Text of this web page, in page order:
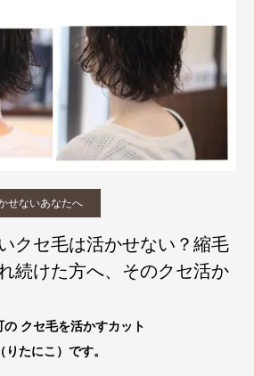
せないあなたへ
クセ毛は活かせない？縮毛
続けた方へ、そのクセ活か
クセ毛を活かすカット
（りたにこ）です。